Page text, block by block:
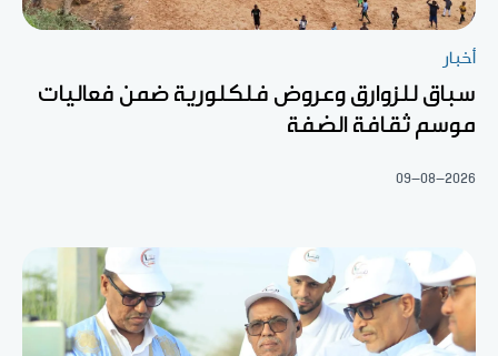
أخبار
سباق للزوارق وعروض فلكلورية ضمن فعاليات
موسم ثقافة الضفة
09-08-2026